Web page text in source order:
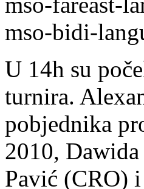
mso-bidi-
U 14h su
turnira.
pobjednika
2010,
Pavić (CRO)